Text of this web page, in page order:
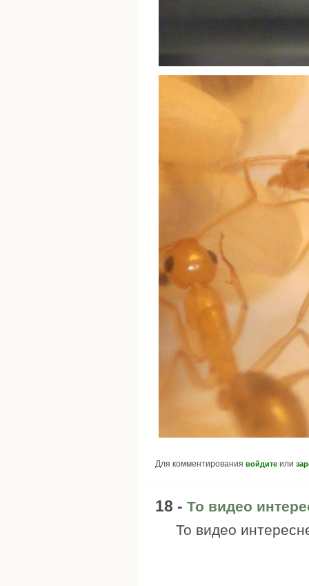
Для комментирования войдите или
18 - То видео
То видео